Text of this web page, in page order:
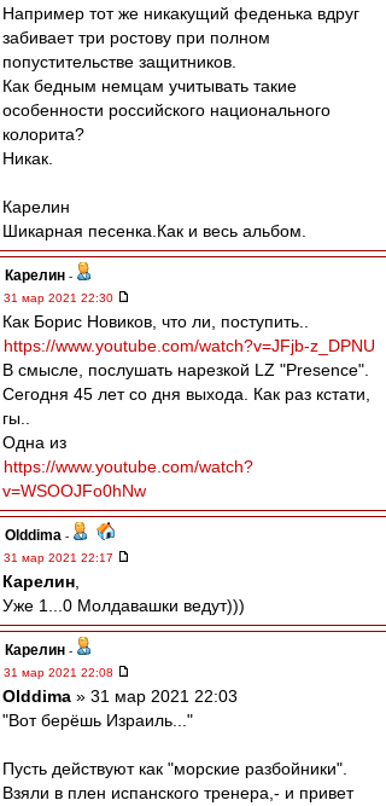
Например тот же никакущий феденька вдруг
забивает три ростову при полном
попустительстве защитников.
Как бедным немцам учитывать такие
особенности российского национального
колорита?
Никак.
Карелин
Шикарная песенка.Как и весь альбом.
Карелин -
31 мар 2021 22:30
Как Борис Новиков, что ли, поступить..
https://www.youtube.com/watch?v=JFjb-z_DPNU
В смысле, послушать нарезкой LZ "Presence".
Сегодня 45 лет со дня выхода. Как раз кстати,
гы..
Одна из
https://www.youtube.com/watch?
v=WSOOJFo0hNw
Olddima -
31 мар 2021 22:17
Карелин
Уже 1...0 Молдавашки ведут)))
Карелин -
31 мар 2021 22:08
Olddima » 31 мар 2021 22:03
"Вот берёшь Израиль..."
Пусть действуют как "морские разбойники".
Взяли в плен испанского тренера,- и привет